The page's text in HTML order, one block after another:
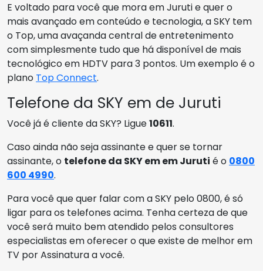
E voltado para você que mora em Juruti e quer o
mais avançado em conteúdo e tecnologia, a SKY tem
o Top, uma avaçanda central de entretenimento
com simplesmente tudo que há disponível de mais
tecnológico em HDTV para 3 pontos. Um exemplo é o
plano Top Connect.
Telefone da SKY em de Juruti
Você já é cliente da SKY? Ligue10611.
Caso ainda não seja assinante e quer se tornar
assinante, o telefone da SKY em em Juruti é o 0800
600 4990.
Para você que quer falar com a SKY pelo 0800, é só
ligar para os telefones acima. Tenha certeza de que
você será muito bem atendido pelos consultores
especialistas em oferecer o que existe de melhor em
TV por Assinatura a você.